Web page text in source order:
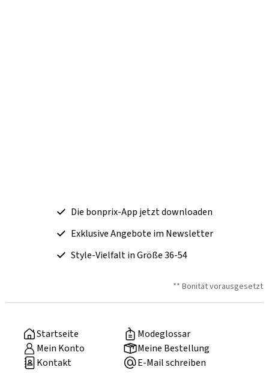
Die bonprix-App jetzt downloaden
Exklusive Angebote im Newsletter
Style-Vielfalt in Größe 36-54
** Bonität vorausgesetzt
Startseite
Modeglossar
Mein Konto
Meine Bestellung
Kontakt
E-Mail schreiben